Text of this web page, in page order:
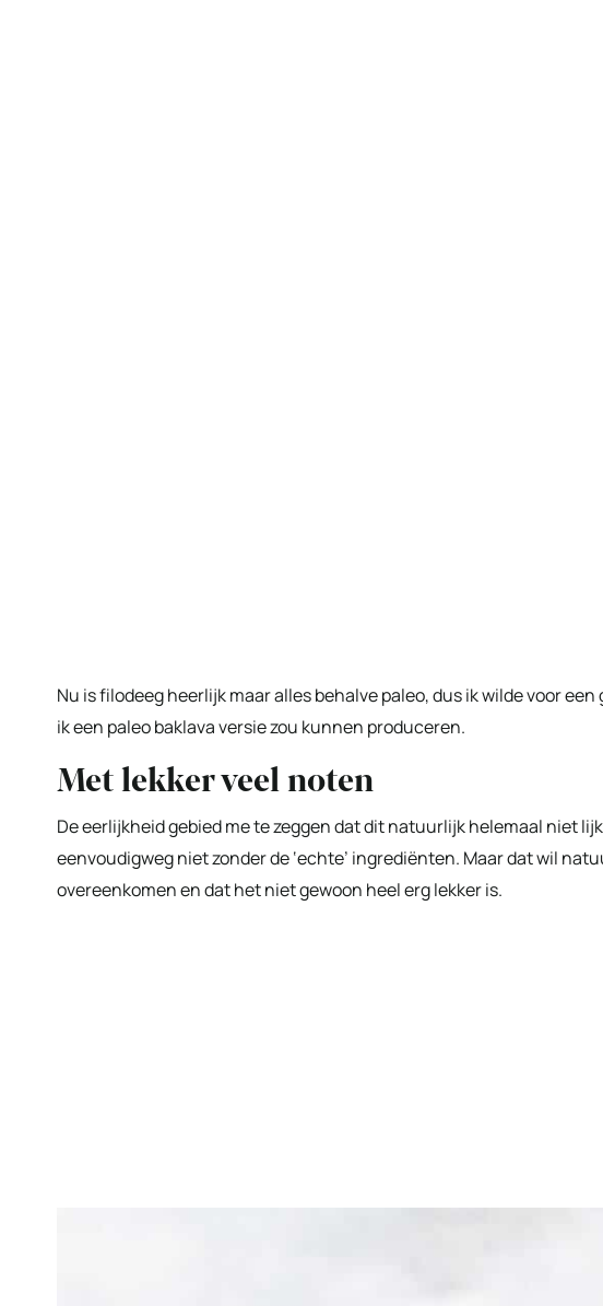
Nu is filodeeg heerlijk maar alles behalve paleo, dus ik wilde voor
ik een paleo baklava versie zou kunnen produceren.
Met lekker veel noten
De eerlijkheid gebied me te zeggen dat dit natuurlijk helemaal niet
eenvoudigweg niet zonder de ‘echte’ ingrediënten. Maar dat wil
overeenkomen en dat het niet gewoon heel erg lekker is.